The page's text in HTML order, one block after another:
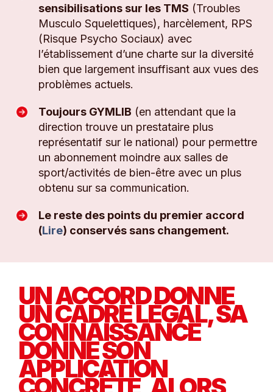
sensibilisations sur les TMS (Troubles
Musculo Squelettiques), harcèlement, RPS
(Risque Psycho Sociaux) avec
l’établissement d’une charte sur la diversité
bien que largement insuffisant aux vues des
problèmes actuels.
Toujours GYMLIB (en attendant que la
direction trouve un prestataire plus
représentatif sur le national) pour permettre
un abonnement moindre aux salles de
sport/activités de bien-être avec un plus
obtenu sur sa communication.
Le reste des points du premier accord
(Lire) conservés sans changement.
UN ACCORD DONNE
UN CADRE LÉGAL, SA
CONNAISSANCE
DONNE SON
APPLICATION